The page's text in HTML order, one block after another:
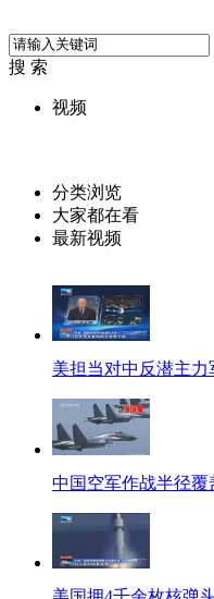
搜 索
视频
分类浏览
大家都在看
最新视频
美担当对中反潜主力
中国空军作战半径